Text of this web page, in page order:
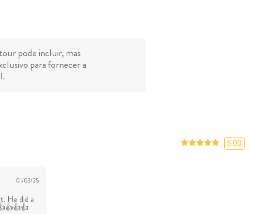
pode incluir, mas
para fornecer a
5.00
01/03/25
He did a